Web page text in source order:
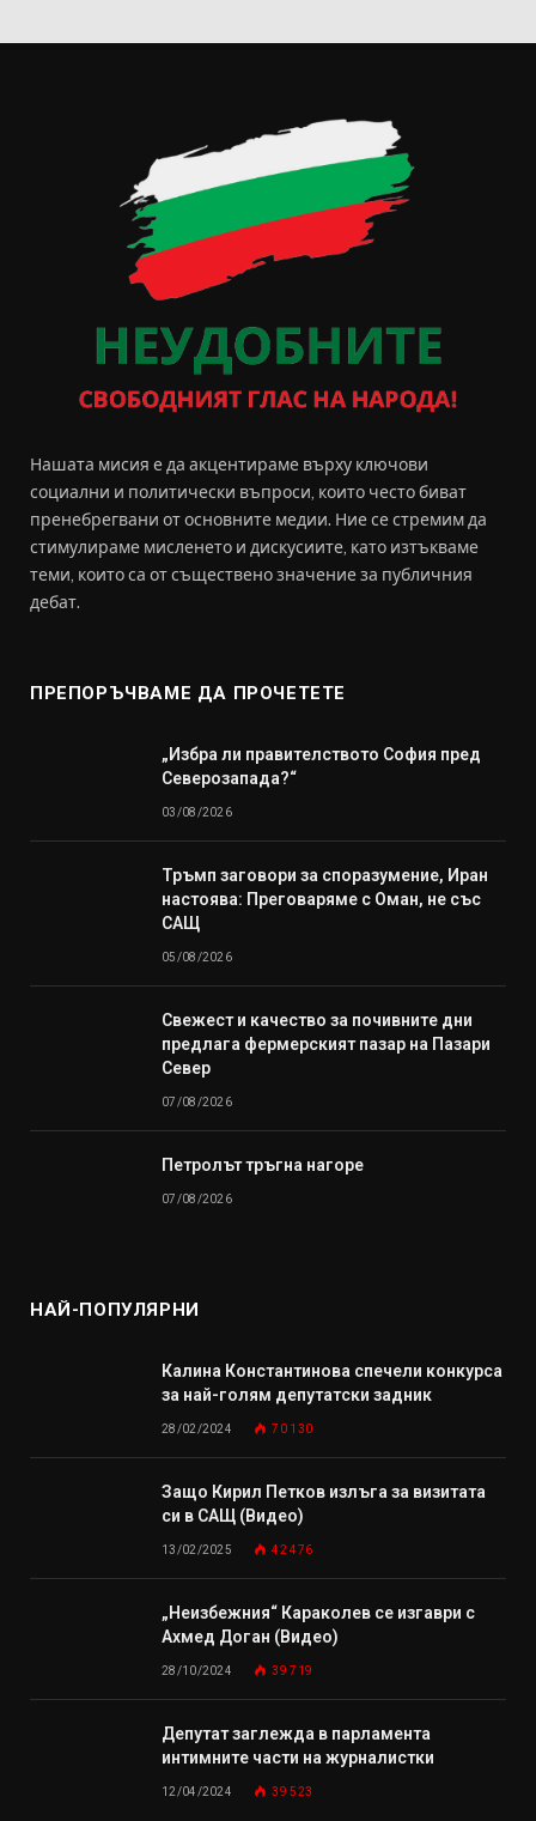
Нашата мисия е да акцентираме върху ключови
социални и политически въпроси, които често биват
пренебрегвани от основните медии. Ние се стремим да
стимулираме мисленето и дискусиите, като изтъкваме
теми, които са от съществено значение за публичния
дебат.
ПРЕПОРЪЧВАМЕ ДА ПРОЧЕТЕТЕ
„Избра ли правителството София пред
Северозапада?“
03/08/2026
Тръмп заговори за споразумение, Иран
настоява: Преговаряме с Оман, не със
САЩ
05/08/2026
Свежест и качество за почивните дни
предлага фермерският пазар на Пазари
Север
07/08/2026
Петролът тръгна нагоре
07/08/2026
НАЙ-ПОПУЛЯРНИ
Калина Константинова спечели конкурса
за най-голям депутатски задник
28/02/2024 70 130
Защо Кирил Петков излъга за визитата
си в САЩ (Видео)
13/02/2025 42 476
„Неизбежния“ Караколев се изгаври с
Ахмед Доган (Видео)
28/10/2024 39 719
Депутат заглежда в парламента
интимните части на журналистки
12/04/2024 39 523